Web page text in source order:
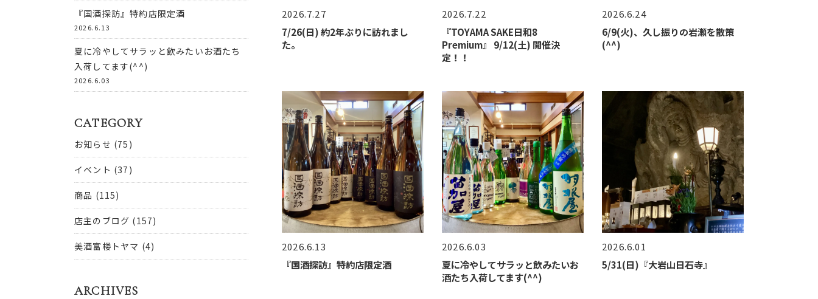
『国酒探訪』特約店限定酒
2026.6.13
夏に冷やしてサラッと飲みたいお酒たち
入荷してます(^^)
2026.6.03
CATEGORY
お知らせ (75)
イベント (37)
商品 (115)
店主のブログ (157)
美酒富楼トヤマ (4)
ARCHIVES
2026.7.27
7/26(日) 約2年ぶりに訪れまし
た。
2026.7.22
『TOYAMA SAKE日和8
Premium』 9/12(土) 開催決
定！！
2026.6.24
6/9(火)、久し振りの岩瀬を散策
(^^)
2026.6.13
『国酒探訪』特約店限定酒
2026.6.03
夏に冷やしてサラッと飲みたいお
酒たち入荷してます(^^)
2026.6.01
5/31(日)『大岩山日石寺』